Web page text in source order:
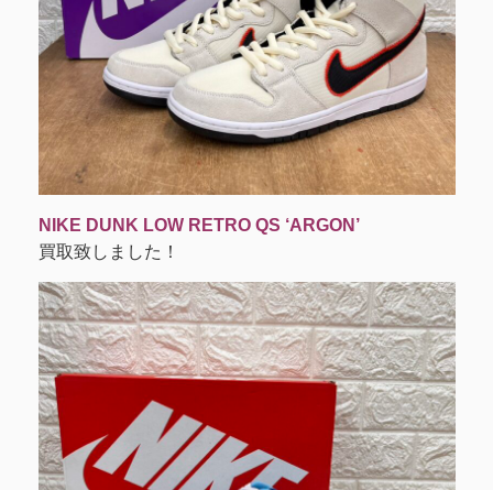
NIKE DUNK LOW RETRO QS ‘ARGON’
買取致しました！